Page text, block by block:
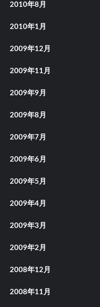
2010年8月
2010年1月
2009年12月
2009年11月
2009年9月
2009年8月
2009年7月
2009年6月
2009年5月
2009年4月
2009年3月
2009年2月
2008年12月
2008年11月